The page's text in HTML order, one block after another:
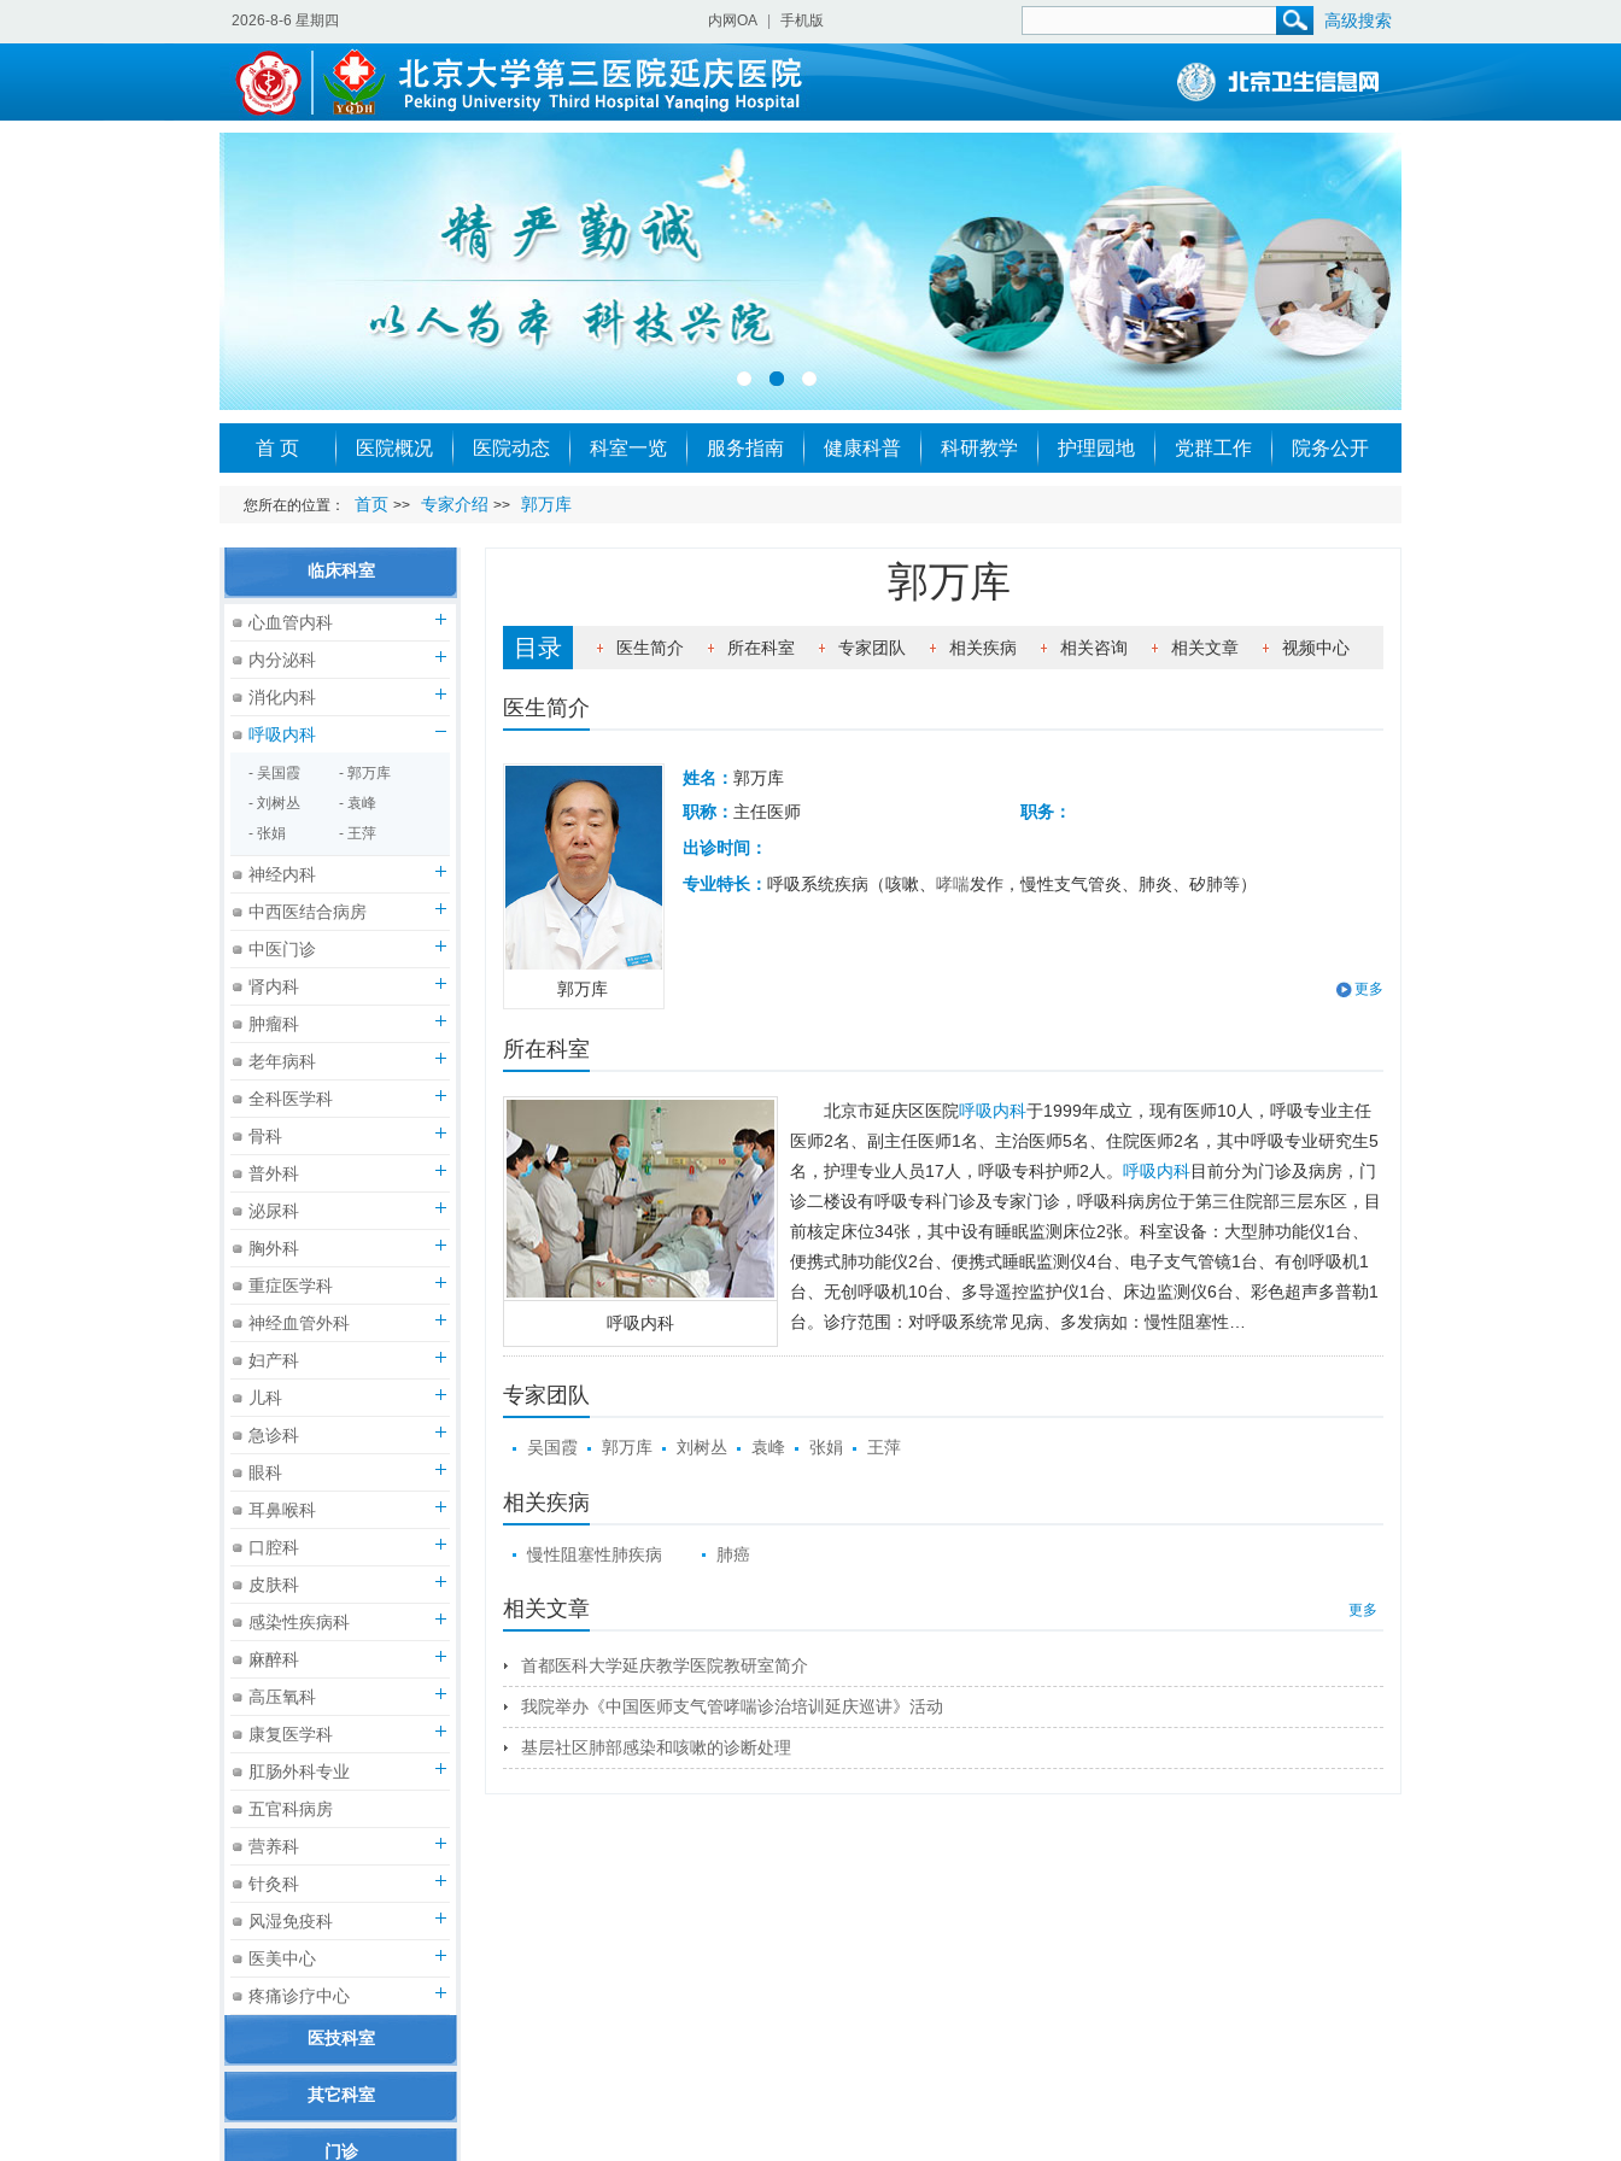
内网OA 手机版 高级搜索
2026-8-6 星期四
首 页 医院概况 医院动态 科室一览 服务指南 健康科普 科研教学 护理园地 党群工作 院务公开
您所在的位置： 首页 >> 专家介绍 >> 郭万库
郭万库
目录 医生简介 所在科室 专家团队 相关疾病 相关咨询 相关文章 视频中心
医生简介
郭万库
姓名： 郭万库
职称： 主任医师
职务：
出诊时间：
专业特长： 呼吸系统疾病（咳嗽、 哮喘发作，慢性支气管炎、肺炎、矽肺等）
更多
所在科室
呼吸内科
北京市延庆区医院呼吸内科于1999年成立，现有医师10人，呼吸专业主任
医师2名、副主任医师1名、主治医师5名、住院医师2名，其中呼吸专业研究生5
名，护理专业人员17人，呼吸专科护师2人。 呼吸内科目前分为门诊及病房，门
诊二楼设有呼吸专科门诊及专家门诊，呼吸科病房位于第三住院部三层东区，目
前核定床位34张，其中设有睡眠监测床位2张。科室设备：大型肺功能仪1台、
便携式肺功能仪2台、便携式睡眠监测仪4台、电子支气管镜1台、有创呼吸机1
台、无创呼吸机10台、多导遥控监护仪1台、床边监测仪6台、彩色超声多普勒1
台。诊疗范围：对呼吸系统常见病、多发病如：慢性阻塞性…
专家团队
吴国霞 郭万库 刘树丛 袁峰 张娟 王萍
相关疾病
慢性阻塞性肺疾病 肺癌
更多
相关文章
首都医科大学延庆教学医院教研室简介
我院举办《中国医师支气管哮喘诊治培训延庆巡讲》活动
基层社区肺部感染和咳嗽的诊断处理
临床科室
心血管内科
内分泌科
消化内科
呼吸内科
- 吴国霞
- 郭万库
- 刘树丛
- 袁峰
- 张娟
- 王萍
神经内科
中西医结合病房
中医门诊
肾内科
肿瘤科
老年病科
全科医学科
骨科
普外科
泌尿科
胸外科
重症医学科
神经血管外科
妇产科
儿科
急诊科
眼科
耳鼻喉科
口腔科
皮肤科
感染性疾病科
麻醉科
高压氧科
康复医学科
肛肠外科专业
五官科病房
营养科
针灸科
风湿免疫科
医美中心
疼痛诊疗中心
医技科室
其它科室
门诊